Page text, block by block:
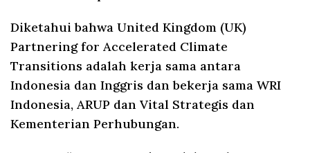
Diketahui bahwa United Kingdom (UK)
Partnering for Accelerated Climate
Transitions adalah kerja sama antara
Indonesia dan Inggris dan bekerja sama WRI
Indonesia, ARUP dan Vital Strategis dan
Kementerian Perhubungan.